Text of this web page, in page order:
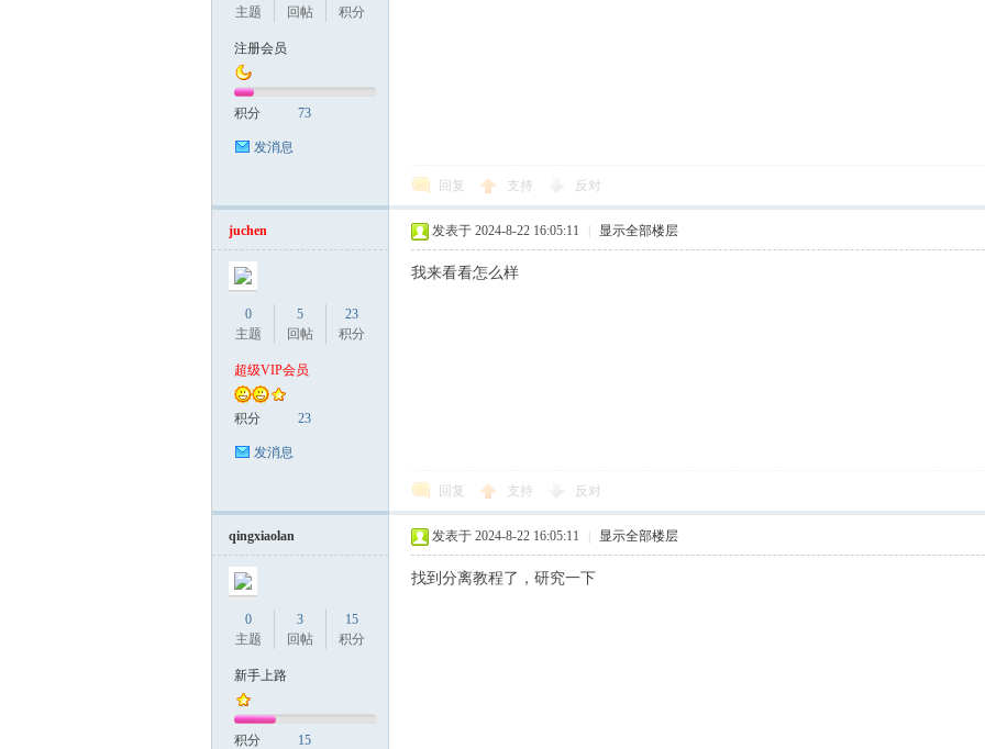
主题
回帖
积分
注册会员
积分 73
发消息
回复 支持 反对
juchen
0
主题
5
回帖
23
积分
超级VIP会员
积分 23
发消息
发表于 2024-8-22 16:05:11 显示全部楼层
我来看看怎么样
回复 支持 反对
qingxiaolan
0
主题
3
回帖
15
积分
新手上路
积分 15
发表于 2024-8-22 16:05:11 显示全部楼层
找到分离教程了，研究一下